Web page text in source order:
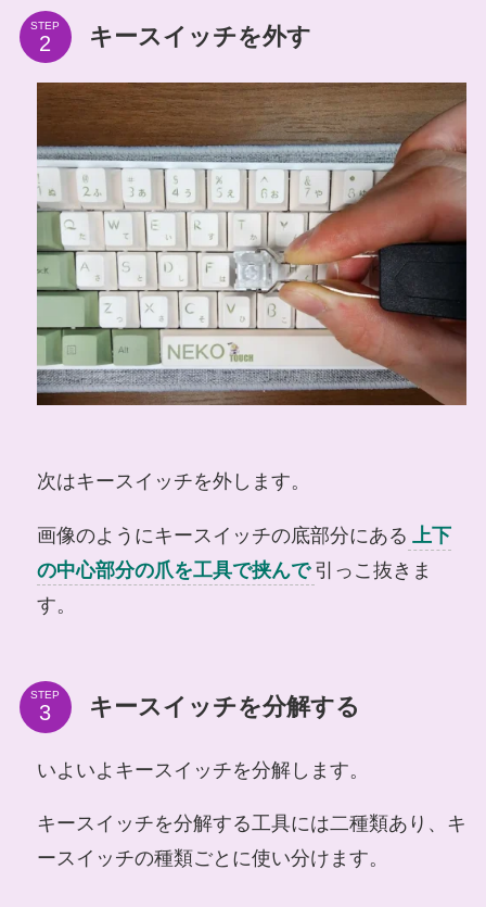
STEP キースイッチを外す
次はキースイッチを外します。
画像のようにキースイッチの底部分にある
上下
の中心部分の爪を工具で挟んで 引っこ抜きま
す。
STEP キースイッチを分解する
いよいよキースイッチを分解します。
キースイッチを分解する工具には二種類あり、キ
ースイッチの種類ごとに使い分けます。